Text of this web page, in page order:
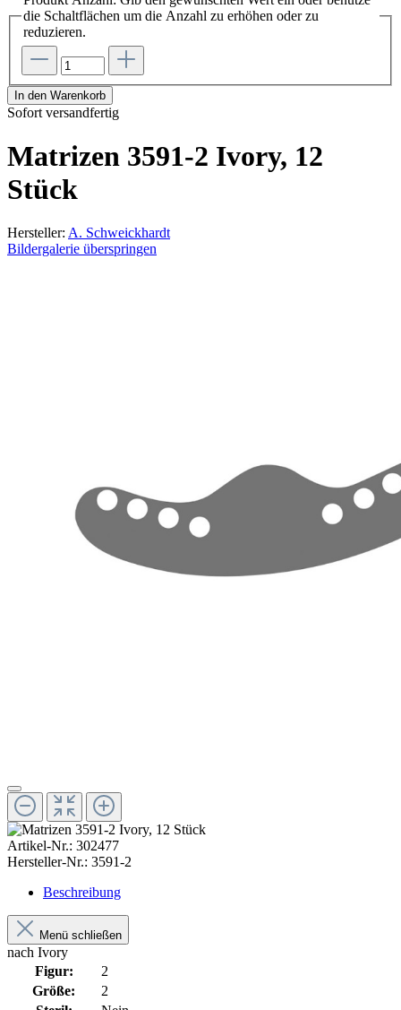
die Schaltflächen um die Anzahl zu erhöhen oder zu
reduzieren.
In den Warenkorb
Sofort versandfertig
Matrizen 3591-2 Ivory, 12
Stück
Hersteller: A. Schweickhardt
Bildergalerie überspringen
Artikel-Nr.: 302477
Hersteller-Nr.: 3591-2
Beschreibung
Menü schließen
nach Ivory
Figur:
2
Größe:
2